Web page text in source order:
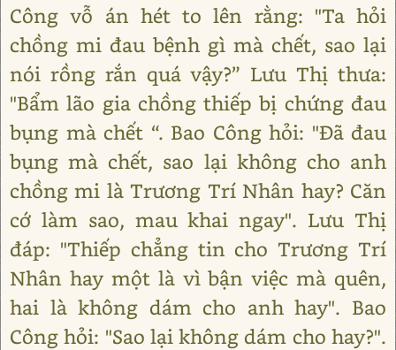
Công vỗ án hét to lên rằng: "Ta hỏi
chồng mi đau bệnh gì mà chết, sao lại
nói rồng rắn quá vậy?” Lưu Thị thưa:
"Bẩm lão gia chồng thiếp bị chứng đau
bụng mà chết “. Bao Công hỏi: "Đã đau
bụng mà chết, sao lại không cho anh
chồng mi là Trương Trí Nhân hay? Căn
cớ làm sao, mau khai ngay". Lưu Thị
đáp: "Thiếp chẳng tin cho Trương Trí
Nhân hay một là vì bận việc mà quên,
hai là không dám cho anh hay". Bao
Công hỏi: "Sao lại không dám cho hay?".